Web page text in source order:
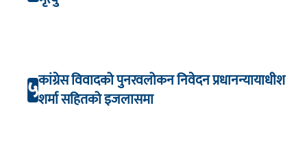
५कांग्रेस विवादको पुनरवलोकन निवेदन प्रधानन्यायाधीश
शर्मा सहितको इजलासमा